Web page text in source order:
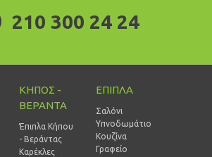
210 300 24 24
ΚΗΠΟΣ -
ΒΕΡΑΝΤΑ
Έπιπλα Κήπου
- Βεράντας
Καρέκλες
ΕΠΙΠΛΑ
Σαλόνι
Υπνοδωμάτιο
Κουζίνα
Γραφείο